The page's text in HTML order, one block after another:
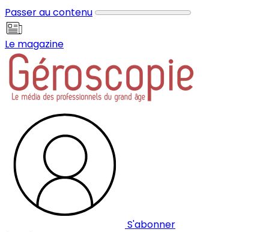
Passer au contenu
Le magazine
S'abonner
Panneau de gestion des cookies